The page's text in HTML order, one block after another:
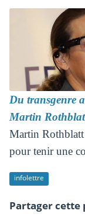
Du transgenre
Martin
Martin
pour tenir une
infolettre
Partager cette